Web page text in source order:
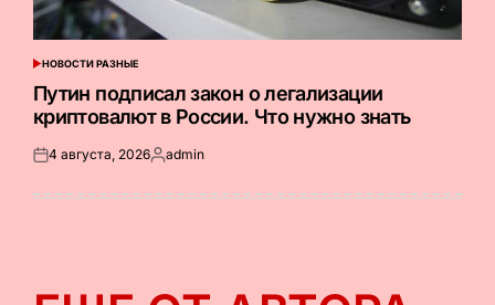
ОПУБЛИКОВАНО
В
НОВОСТИ РАЗНЫЕ
Путин подписал закон о легализации
криптовалют в России. Что нужно знать
Опубликовано
4 августа, 2026Запись
admin